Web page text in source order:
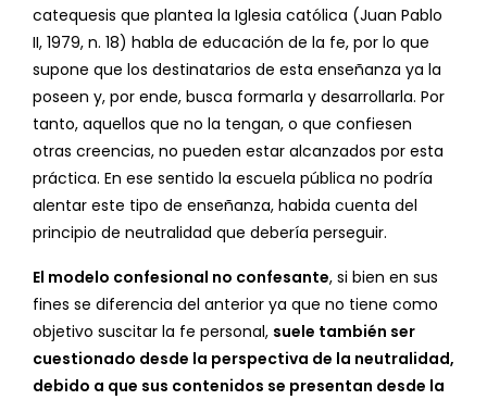
catequesis que plantea la Iglesia católica (Juan Pablo
II, 1979, n. 18) habla de educación de la fe, por lo que
supone que los destinatarios de esta enseñanza ya la
poseen y, por ende, busca formarla y desarrollarla. Por
tanto, aquellos que no la tengan, o que confiesen
otras creencias, no pueden estar alcanzados por esta
práctica. En ese sentido la escuela pública no podría
alentar este tipo de enseñanza, habida cuenta del
principio de neutralidad que debería perseguir.
El modelo confesional no confesante, si bien en sus
fines se diferencia del anterior ya que no tiene como
objetivo suscitar la fe personal, suele también ser
cuestionado desde la perspectiva de la neutralidad,
debido a que sus contenidos se presentan desde la